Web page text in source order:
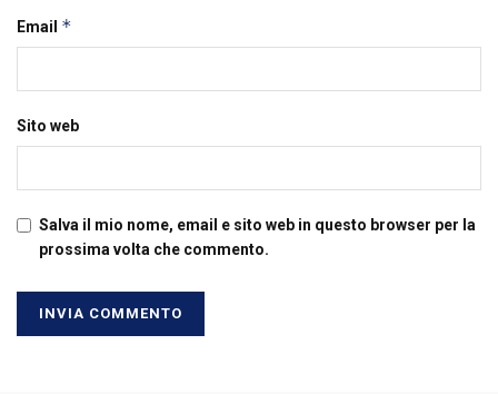
Email *
Sito web
Salva il mio nome, email e sito web in questo browser per la
prossima volta che commento.